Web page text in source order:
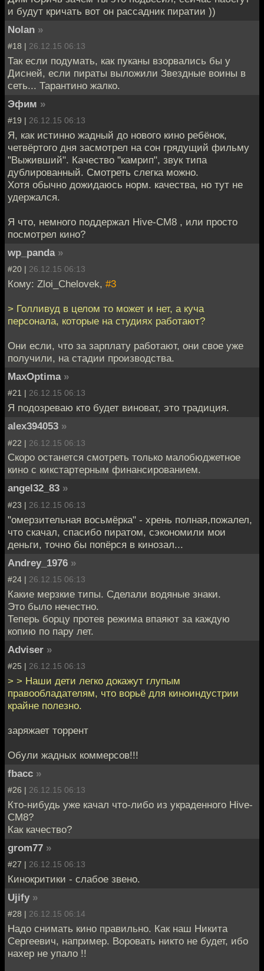
и будут кричать вот он рассадник пиратии ))
Nolan »
#18 | 26.12.15 06:13
Так если подумать, как пуканы взорвались бы у
Дисней, если пираты выложили Звездные воины в
сеть... Тарантино жалко.
Эфим »
#19 | 26.12.15 06:13
Я, как истинно жадный до нового кино ребёнок,
четвёртого дня засмотрел на сон грядущий фильму
"Выживший". Качество "камрип", звук типа
дублированный. Смотреть слегка можно.
Хотя обычно дожидаюсь норм. качества, но тут не
удержался.
Я что, немного поддержал Hive-CM8 , или просто
посмотрел кино?
wp_panda »
#20 | 26.12.15 06:13
Кому: Zloi_Chelovek, #3
> Голливуд в целом то может и нет, а куча
персонала, которые на студиях работают?
Они если, что за зарплату работают, они свое уже
получили, на стадии производства.
MaxOptima »
#21 | 26.12.15 06:13
Я подозреваю кто будет виноват, это традиция.
alex394053 »
#22 | 26.12.15 06:13
Скоро останется смотреть только малобюджетное
кино с кикстартерным финансированием.
angel32_83 »
#23 | 26.12.15 06:13
"омерзительная восьмёрка" - хрень полная,пожалел,
что скачал, спасибо пиратом, сэкономили мои
деньги, точно бы попёрся в кинозал...
Andrey_1976 »
#24 | 26.12.15 06:13
Какие мерзкие типы. Сделали водяные знаки.
Это было нечестно.
Теперь борцу протев режима впаяют за каждую
копию по пару лет.
Adviser »
#25 | 26.12.15 06:13
> > Наши дети легко докажут глупым
правообладателям, что ворьё для киноиндустрии
крайне полезно.
заряжает торрент
Обули жадных коммерсов!!!
fbacc »
#26 | 26.12.15 06:13
Кто-нибудь уже качал что-либо из украденного Hive-
CM8?
Как качество?
grom77 »
#27 | 26.12.15 06:13
Кинокритики - слабое звено.
Ujify »
#28 | 26.12.15 06:14
Надо снимать кино правильно. Как наш Никита
Сергеевич, например. Воровать никто не будет, ибо
нахер не упало !!